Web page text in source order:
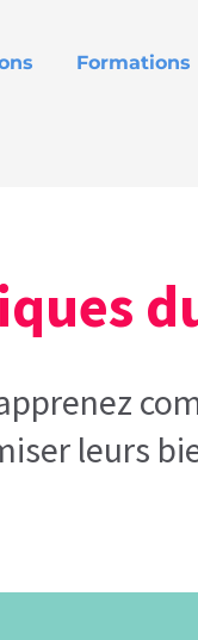
Formations
leurs